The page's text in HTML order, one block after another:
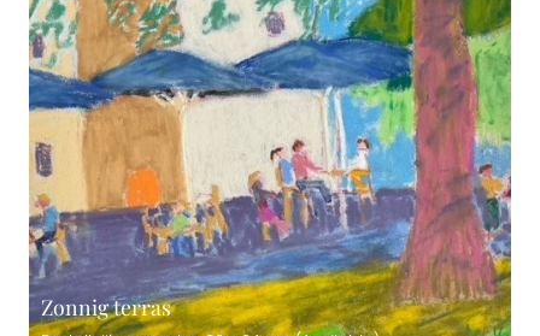
Zonnig terras